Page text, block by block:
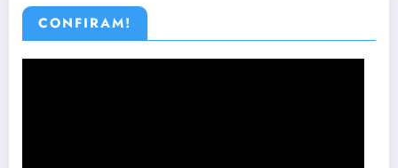
CONFIRAM!